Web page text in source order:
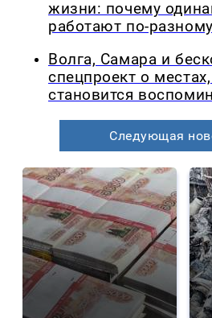
жизни: почему
работают по-
Волга, Самара и
спецпроект о
становится
Следующая